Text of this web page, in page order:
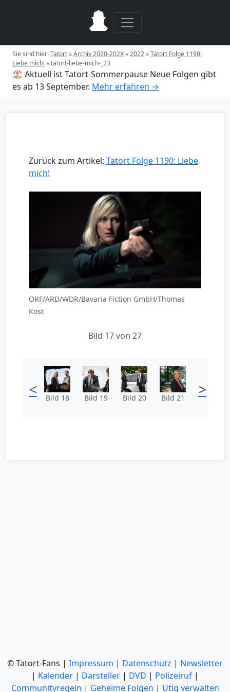
Sie sind hier:Tatort»Archiv 2020-202X»2022»Tatort Folge 1190:
Liebe mich!»tatort-liebe-mich-_23
🏖️ Aktuell ist Tatort-Sommerpause Neue Folgen gibt
es ab 13 September. Mehr erfahren →
Zurück zum Artikel: Tatort Folge 1190: Liebe
mich!
ORF/ARD/WDR/Bavaria Fiction GmbH/Thomas
Kost
Bild 17 von 27
< Bild 18 Bild 19 Bild 20 Bild 21 >
© Tatort-Fans | Impressum | Datenschutz | Newsletter
| Kalender | Darsteller | DVD | Polizeiruf |
Communityregeln | Geheime Folgen | Utiq verwalten